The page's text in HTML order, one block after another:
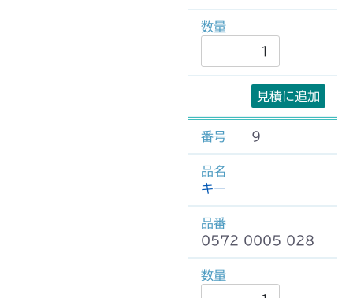
見積に追加
9
キー
0572 0005 028